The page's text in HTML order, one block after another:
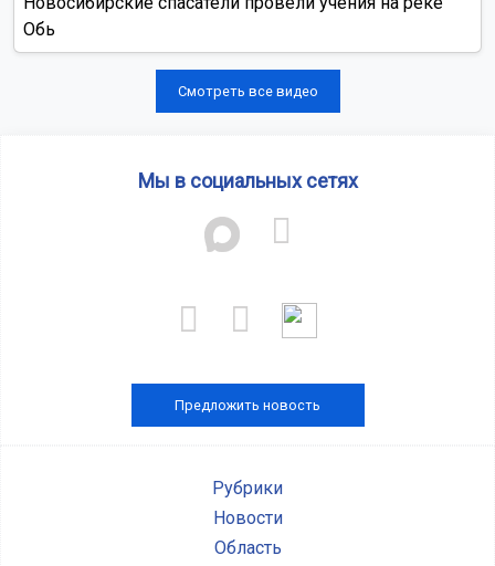
Обь
Смотреть все видео
Мы в социальных сетях
Предложить новость
Рубрики
Новости
Область